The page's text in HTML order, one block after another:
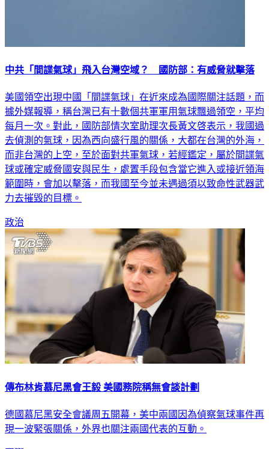
中共「間諜氣球」飛入台灣空域？ 國防部：有威脅就擊落
美國領空出現中國「間諜氣球」在近來成為國際關注話題，而
據外媒報導，稱台灣已有十數個共軍軍用氣球飄過領空，平均
每月一次。對此，國防部情次室助理次長黃文啓表示，我國過
去偵測的氣球，因為西向盛行風的關係，大都在台灣的外海，
而非台灣的上空，至於面對共軍氣球，若經鑑定，屬於間諜氣
球或確定威脅國安與民生，處置手段包含當它進入或接近領海
範圍時，會加以擊落，而我國至今並未遇過須以致命性武器武
力去摧毀的目標。
政治
傳布林肯慕尼黑會王毅 美國務院稱無會談計劃
德國慕尼黑安全會議周五開幕，美中兩國因為偵察氣球事件再
現一波緊張關係，外界也關注兩國代表的互動。